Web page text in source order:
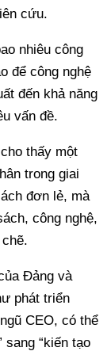
cứu.
nhiêu công
để công nghệ
đến khả năng
vấn đề.
thấy một
trong giai
đơn lẻ, mà
công nghệ,
Đảng và
phát triển
CEO, có thể
“kiến tạo